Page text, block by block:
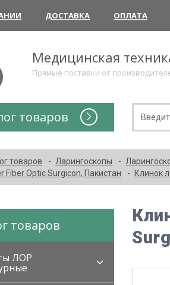
ДОСТАВКА ОПЛАТА
Медицинская
Прямые поставки от
товаров
товаров Ларингоскопы
Fiber Optic Surgicon, Пакистан
Клинок
товаров
ЛОР